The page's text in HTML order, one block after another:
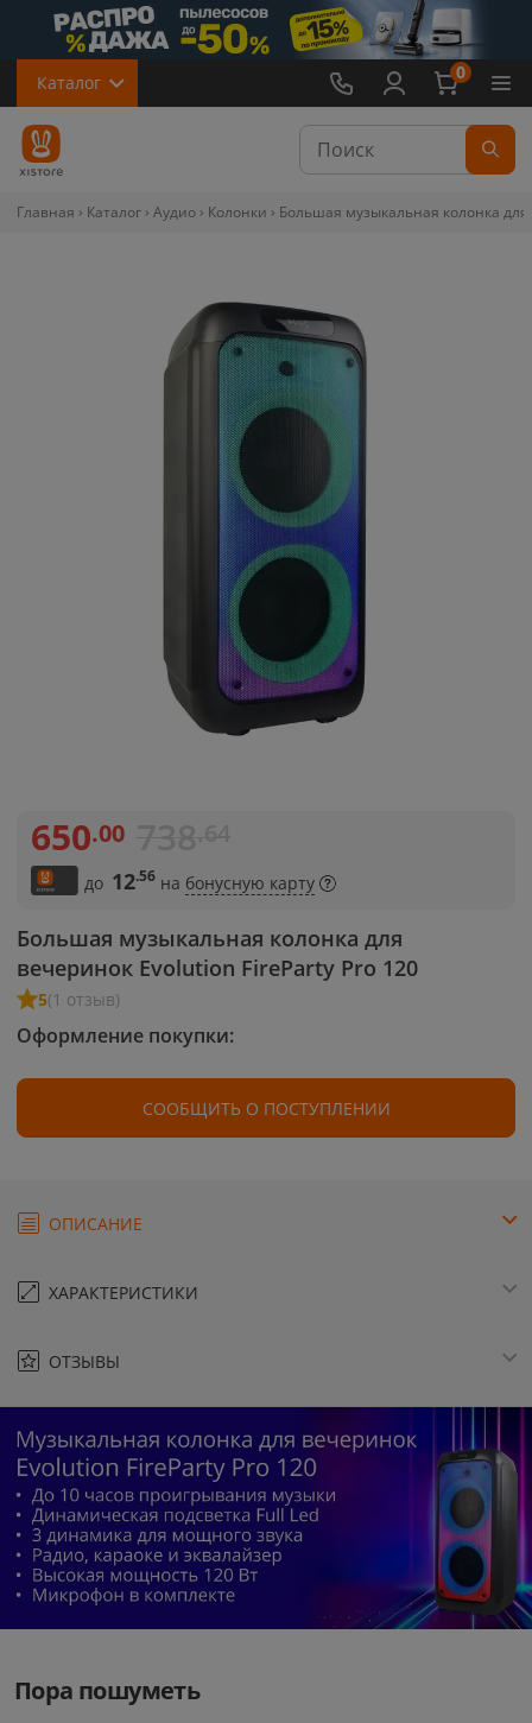
Каталог 0
Главная Каталог Аудио Колонки Большая музыкальная колонка
Большая музыкальная колонка для
вечеринок Evolution FireParty Pro 120
5(1 отзыв)
650.00
до 12.56 на бонусную карту
Оформление покупки:
СООБЩИТЬ О ПОСТУПЛЕНИИ
ОПИСАНИЕ
ХАРАКТЕРИСТИКИ
ОТЗЫВЫ
Пора пошуметь